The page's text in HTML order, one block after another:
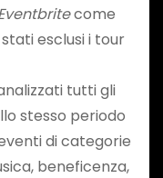
come
esclusi i tour
tutti gli
stesso periodo
di categorie
beneficenza,